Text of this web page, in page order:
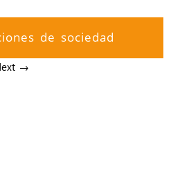
de sociedad
→